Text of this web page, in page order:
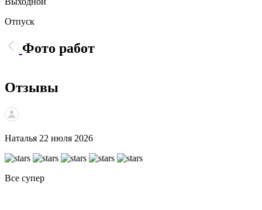
Отпуск
Фото работ
Отзывы
Наталья 22 июля 2026
Все супер